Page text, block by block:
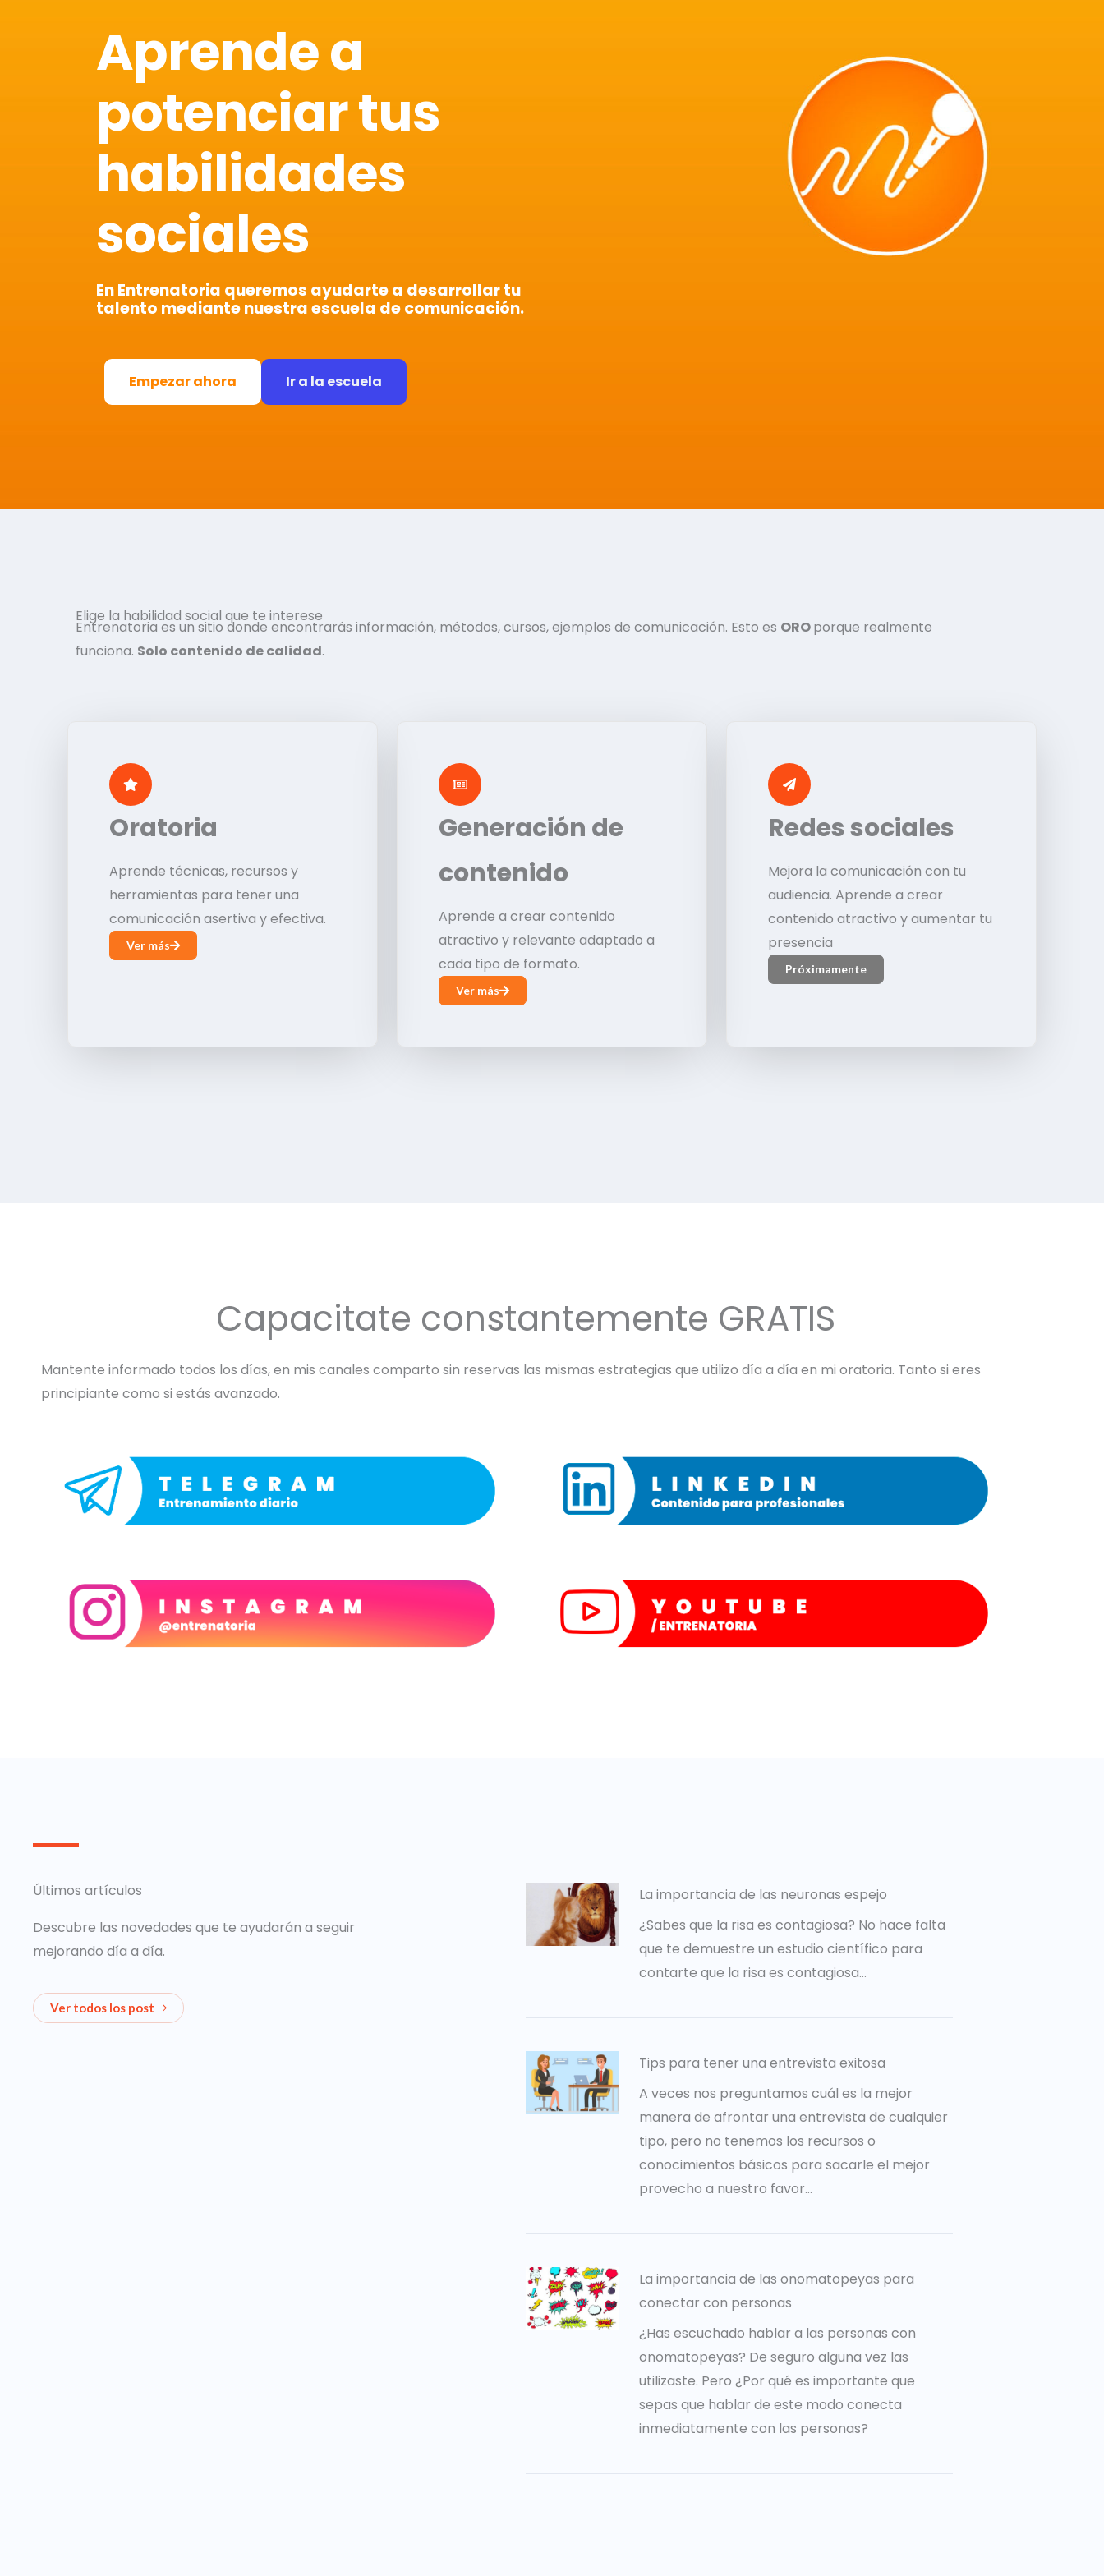
Aprende a
potenciar tus
habilidades
sociales
En Entrenatoria queremos ayudarte a desarrollar tu
talento mediante nuestra escuela de comunicación.
Empezar ahora Ir a la escuela
Elige la habilidad social que te interese
Entrenatoria es un sitio donde encontrarás información, métodos, cursos, ejemplos de comunicación. Esto es OROporque realmente
funciona. Solo contenido de calidad.
Oratoria
Aprende técnicas, recursos y
herramientas para tener una
comunicación asertiva y efectiva.
Ver más
Generación de
contenido
Aprende a crear contenido
atractivo y relevante adaptado a
cada tipo de formato.
Ver más
Redes sociales
Mejora la comunicación con tu
audiencia. Aprende a crear
contenido atractivo y aumentar tu
presencia
Próximamente
Capacitate constantemente GRATIS
Mantente informado todos los días, en mis canales comparto sin reservas las mismas estrategias que utilizo día a día en mi oratoria. Tanto si eres
principiante como si estás avanzado.
Últimos artículos
Descubre las novedades que te ayudarán a seguir
mejorando día a día.
Ver todos los post
La importancia de las neuronas espejo
¿Sabes que la risa es contagiosa? No hace falta
que te demuestre un estudio científico para
contarte que la risa es contagiosa…
Tips para tener una entrevista exitosa
A veces nos preguntamos cuál es la mejor
manera de afrontar una entrevista de cualquier
tipo, pero no tenemos los recursos o
conocimientos básicos para sacarle el mejor
provecho a nuestro favor...
La importancia de las onomatopeyas para
conectar con personas
¿Has escuchado hablar a las personas con
onomatopeyas? De seguro alguna vez las
utilizaste. Pero ¿Por qué es importante que
sepas que hablar de este modo conecta
inmediatamente con las personas?